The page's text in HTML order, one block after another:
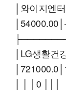
│와이지엔
│LG생활건
│ │ │0 │││